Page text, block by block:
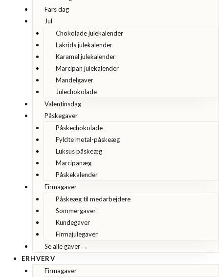
Fars dag
Jul
Chokolade julekalender
Lakrids julekalender
Karamel julekalender
Marcipan julekalender
Mandelgaver
Julechokolade
Valentinsdag
Påskegaver
Påskechokolade
Fyldte metal-påskeæg
Luksus påskeæg
Marcipanæg
Påskekalender
Firmagaver
Påskeæg til medarbejdere
Sommergaver
Kundegaver
Firmajulegaver
Se alle gaver →
ERHVERV
Firmagaver